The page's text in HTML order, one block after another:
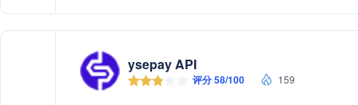
ysepay API
评分 58/100 159